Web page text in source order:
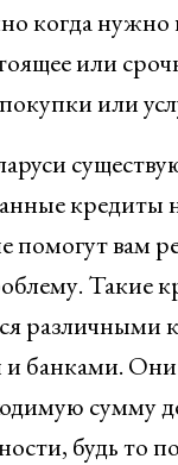
когда
или
или
кредиты
помогут вам
Такие
различными
банками. Они
сумму
будь то